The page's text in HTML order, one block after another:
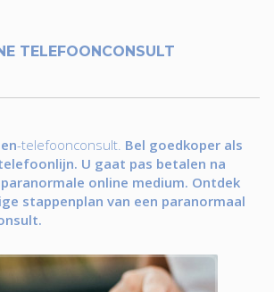
TELEFOONCONSULT
-telefoonconsult. Bel goedkoper als
U gaat pas betalen na
online medium. Ontdek
stappenplan van een paranormaal